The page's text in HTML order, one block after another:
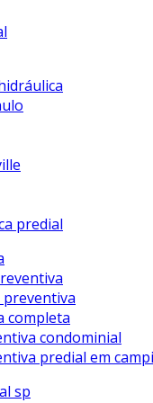
predial
preventiva
completa
condominial
predial em
sp